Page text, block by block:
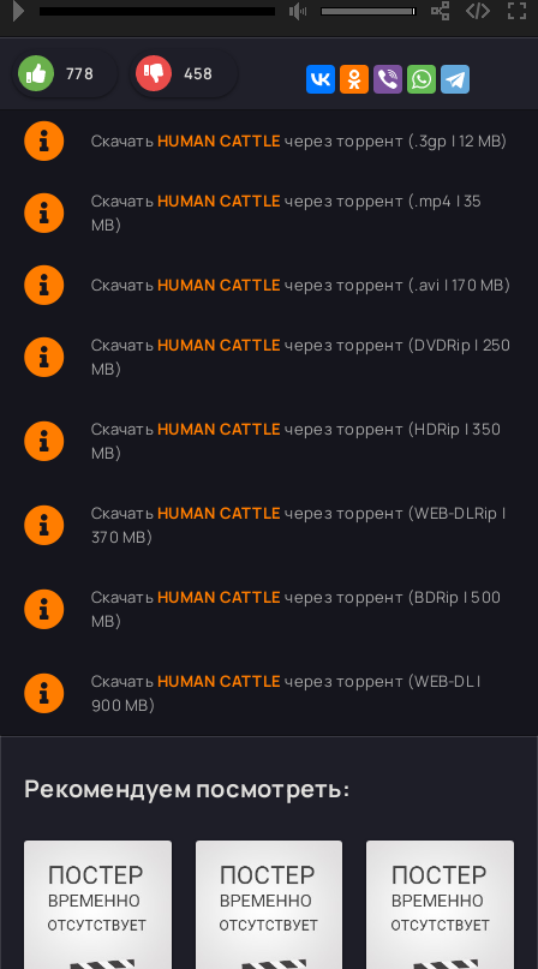
778 458
Скачать HUMAN CATTLE через торрент (.3gp | 12 MB)
Скачать HUMAN CATTLE через торрент (.mp4 | 35
MB)
Скачать HUMAN CATTLE через торрент (.avi | 170 MB)
Скачать HUMAN CATTLE через торрент (DVDRip | 250
MB)
Скачать HUMAN CATTLE через торрент (HDRip | 350
MB)
Скачать HUMAN CATTLE через торрент (WEB-DLRip |
370 MB)
Скачать HUMAN CATTLE через торрент (BDRip | 500
MB)
Скачать HUMAN CATTLE через торрент (WEB-DL |
900 MB)
Рекомендуем посмотреть: